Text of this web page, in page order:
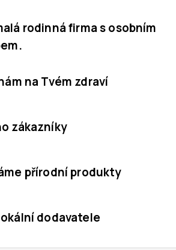
d
í
p
v
v
i
rodinná firma s osobním
na Tvém zdraví
zákazníky
přírodní produkty
dodavatele